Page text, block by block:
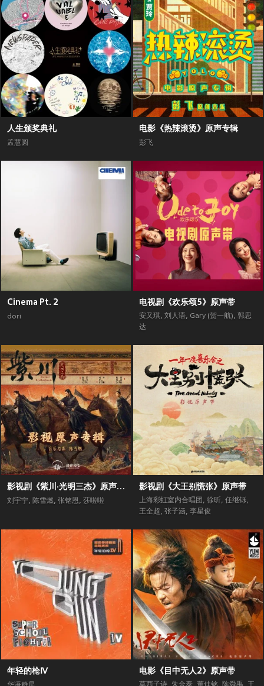
人生颁奖典礼
孟慧圆
电影《热辣滚烫》原声专辑
彭飞
Cinema Pt. 2
dori
电视剧《欢乐颂5》原声带
安又琪, 刘人语, Gary (贺一航), 郭思
达
影视剧《紫川·光明三杰》原声专辑
刘宇宁, 陈雪燃, 张铭恩, 莎啦啦
影视剧《大王别慌张》原声带
上海彩虹室内合唱团 , 徐昕, 任继铄,
王全超, 张子涵, 李星俊
年轻的枪Ⅳ 电影《目中无人2》原声带